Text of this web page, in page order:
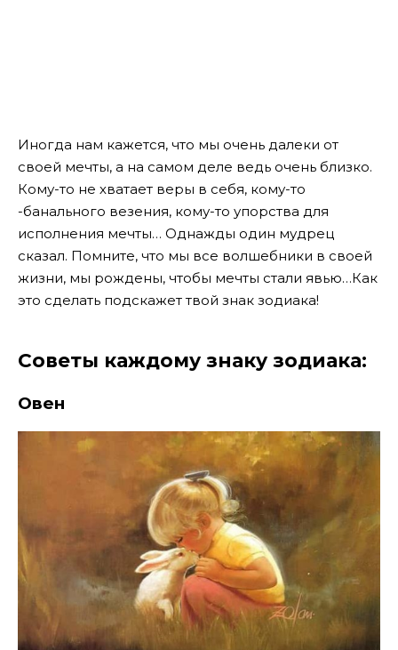
Иногда нам кажется, что мы очень далеки от
своей мечты, а на самом деле ведь очень близко.
Кому-то не хватает веры в себя, кому-то
-банального везения, кому-то упорства для
исполнения мечты… Однажды один мудрец
сказал. Помните, что мы все волшебники в своей
жизни, мы рождены, чтобы мечты стали явью…Как
это сделать подскажет твой знак зодиака!
Советы каждому знаку зодиака:
Овен